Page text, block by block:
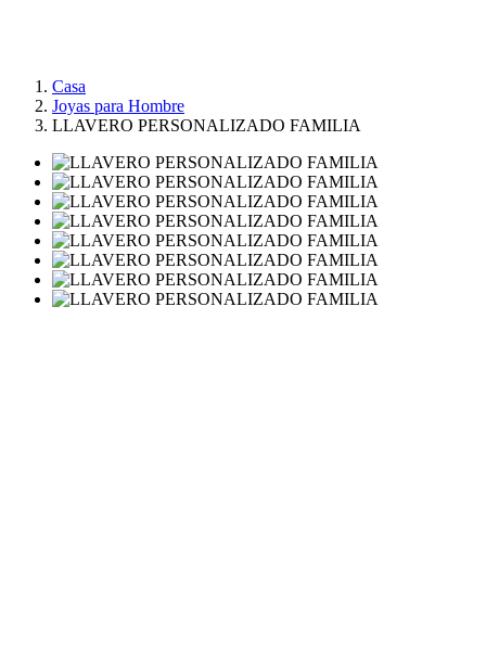
Casa
Joyas para Hombre
LLAVERO PERSONALIZADO FAMILIA